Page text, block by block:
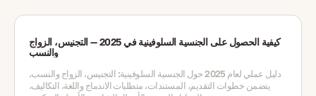
كيفية الحصول على الجنسية السلوفينية في 2025 — التجنيس، الزواج
والنسب
دليل عملي لعام 2025 حول الجنسية السلوفينية: التجنيس، الزواج والنسب.
يتضمن خطوات التقديم، المستندات، متطلبات الاندماج واللغة، التكاليف،